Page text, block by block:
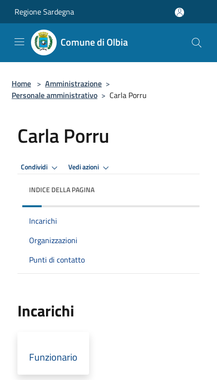
Regione Sardegna
Comune di Olbia
Home > Amministrazione >
Personale amministrativo > Carla Porru
Carla Porru
Condividi Vedi azioni
INDICE DELLA PAGINA
Incarichi
Organizzazioni
Punti di contatto
Incarichi
Funzionario